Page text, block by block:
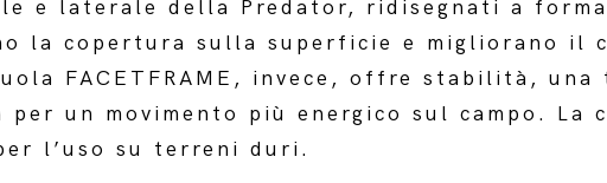
e laterale della Predator, ridisegnati a
la copertura sulla superficie e migliorano il
FACETFRAME, invece, offre stabilità, una
un movimento più energico sul campo. La
l’uso su terreni duri.